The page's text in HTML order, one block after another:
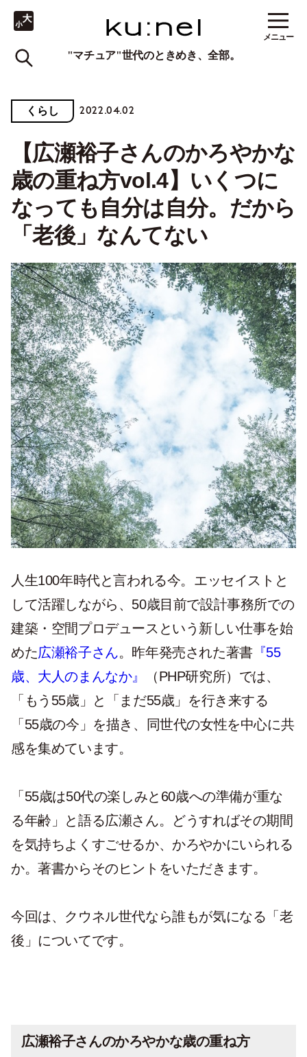
"マチュア"世代のときめき、全部。
メニュー
くらし 2022.04.02
【広瀬裕子さんのかろやかな
歳の重ね方vol.4】いくつに
なっても自分は自分。だから
「老後」なんてない
人生100年時代と言われる今。エッセイストと
して活躍しながら、50歳目前で設計事務所での
建築・空間プロデュースという新しい仕事を始
めた広瀬裕子さん。昨年発売された著書『55
歳、大人のまんなか』
（PHP研究所）では、
「もう55歳」と「まだ55歳」を行き来する
「55歳の今」を描き、同世代の女性を中心に共
感を集めています。
「55歳は50代の楽しみと60歳への準備が重な
る年齢」と語る広瀬さん。どうすればその期間
を気持ちよくすごせるか、かろやかにいられる
か。著書からそのヒントをいただきます。
今回は、クウネル世代なら誰もが気になる「老
後」についてです。
広瀬裕子さんのかろやかな歳の重ね方